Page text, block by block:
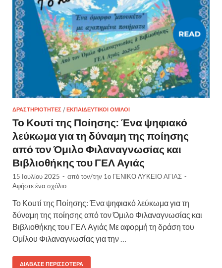
ΔΡΑΣΤΗΡΙΌΤΗΤΕΣ /ΕΚΠΑΙΔΕΥΤΙΚΟΊ ΌΜΙΛΟΙ
Το Κουτί της Ποίησης: Ένα ψηφιακό
λεύκωμα για τη δύναμη της ποίησης
από τον Όμιλο Φιλαναγνωσίας και
Βιβλιοθήκης του ΓΕΛ Αγιάς
15 Ιουλίου 2025 - από τον/την 1ο ΓΕΝΙΚΟ ΛΥΚΕΙΟ ΑΓΙΑΣ -
Αφήστε ένα σχόλιο
Το Κουτί της Ποίησης: Ένα ψηφιακό λεύκωμα για τη
δύναμη της ποίησης από τον Όμιλο Φιλαναγνωσίας και
Βιβλιοθήκης του ΓΕΛ Αγιάς Με αφορμή τη δράση του
Ομίλου Φιλαναγνωσίας για την …
ΔΙΆΒΑΣΕ ΠΕΡΙΣΣΌΤΕΡΑ